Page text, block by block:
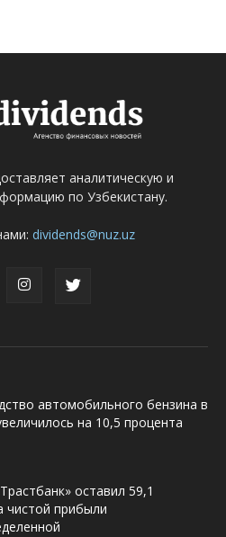
аналитическую и
по Узбекистану.
dividends@nuz.uz
автомобильного бензина в
на 10,5 процента
оставил 59,1
чистой прибыли